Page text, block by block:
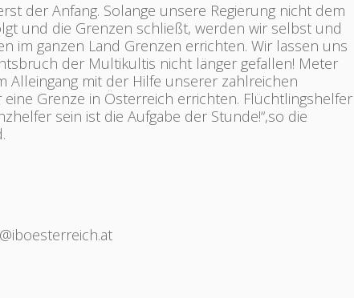
der Anfang. Solange unsere Regierung nicht dem
und die Grenzen schließt, werden wir selbst und
im ganzen Land Grenzen errichten. Wir lassen uns
der Multikultis nicht länger gefallen! Meter
Alleingang mit der Hilfe unserer zahlreichen
eine Grenze in Österreich errichten. Flüchtlingshelfer
sein ist die Aufgabe der Stunde!“,so die